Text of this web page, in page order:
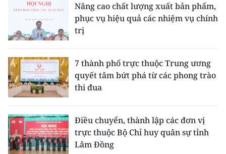
Nâng cao chất lượng xuất bản phẩm,
phục vụ hiệu quả các nhiệm vụ chính
trị
7 thành phố trực thuộc Trung ương
quyết tâm bứt phá từ các phong trào
thi đua
Điều chuyển, thành lập các đơn vị
trực thuộc Bộ Chỉ huy quân sự tỉnh
Lâm Đồng